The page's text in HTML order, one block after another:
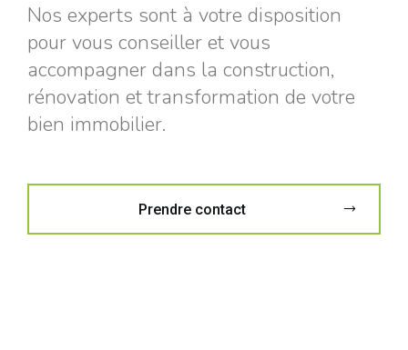
Nos experts sont à votre disposition
pour vous conseiller et vous
accompagner dans la construction,
rénovation et transformation de votre
bien immobilier.
Prendre contact